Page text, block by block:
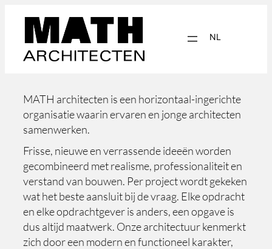
NL
MATH architecten is een horizontaal-ingerichte
organisatie waarin ervaren en jonge architecten
samenwerken.
Frisse, nieuwe en verrassende ideeën worden
gecombineerd met realisme, professionaliteit en
verstand van bouwen. Per project wordt gekeken
wat het beste aansluit bij de vraag. Elke opdracht
en elke opdrachtgever is anders, een opgave is
dus altijd maatwerk. Onze architectuur kenmerkt
zich door een modern en functioneel karakter,